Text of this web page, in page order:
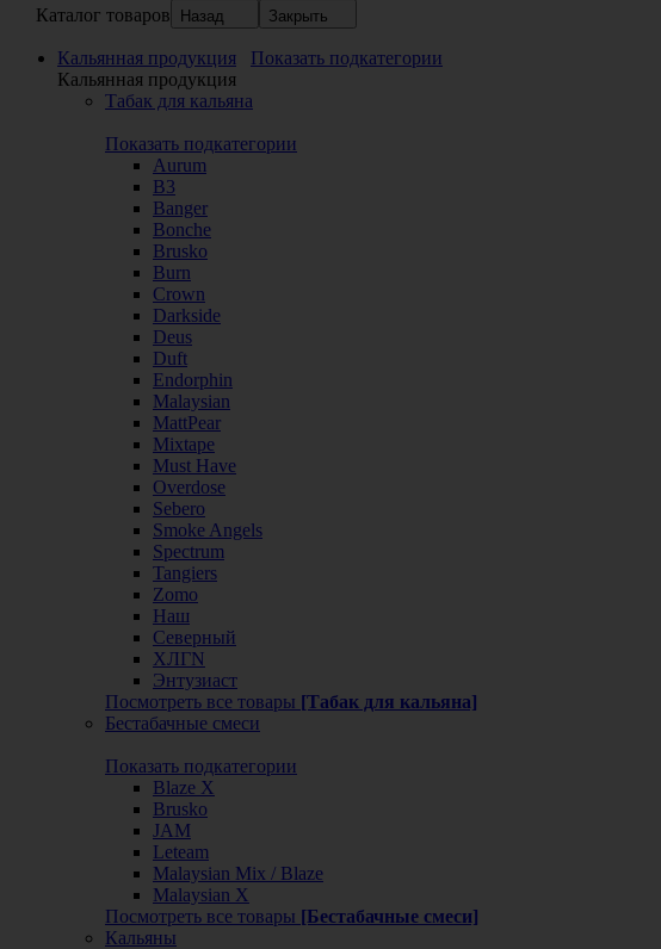
Каталог товаров Назад Закрыть
Кальянная продукция
Показать подкатегории
Кальянная продукция
Табак для кальяна
Показать подкатегории
Aurum
B3
Banger
Bonche
Brusko
Burn
Crown
Darkside
Deus
Duft
Endorphin
Malaysian
MattPear
Mixtape
Must Have
Overdose
Sebero
Smoke Angels
Spectrum
Tangiers
Zomo
Наш
Северный
ХЛГN
Энтузиаст
Посмотреть все товары [Табак для кальяна]
Бестабачные смеси
Показать подкатегории
Blaze X
Brusko
JAM
Leteam
Malaysian Mix / Blaze
Malaysian X
Посмотреть все товары [Бестабачные смеси]
Кальяны